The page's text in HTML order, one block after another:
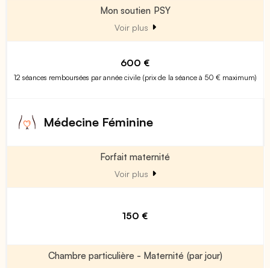
Mon soutien PSY
Voir plus
600 €
12 séances remboursées par année civile (prix de la séance à 50 € maximum)
Médecine Féminine
Forfait maternité
Voir plus
150 €
Chambre particulière - Maternité (par jour)